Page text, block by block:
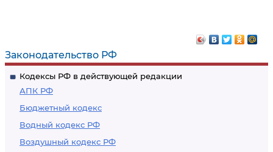
Законодательство РФ
Кодексы РФ в действующей редакции
АПК РФ
Бюджетный кодекс
Водный кодекс РФ
Воздушный кодекс РФ